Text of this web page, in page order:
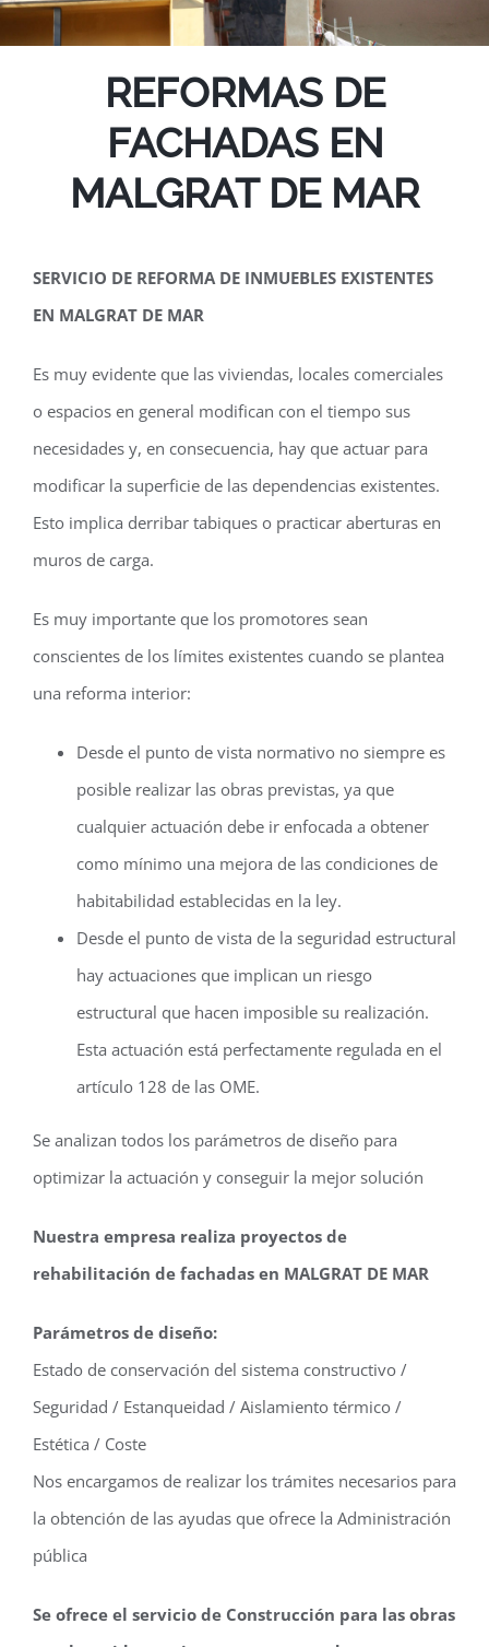
REFORMAS DE
FACHADAS EN
MALGRAT DE MAR
SERVICIO DE REFORMA DE INMUEBLES EXISTENTES
EN MALGRAT DE MAR
Es muy evidente que las viviendas, locales comerciales
o espacios en general modifican con el tiempo sus
necesidades y, en consecuencia, hay que actuar para
modificar la superficie de las dependencias existentes.
Esto implica derribar tabiques o practicar aberturas en
muros de carga.
Es muy importante que los promotores sean
conscientes de los límites existentes cuando se plantea
una reforma interior:
Desde el punto de vista normativo no siempre es
posible realizar las obras previstas, ya que
cualquier actuación debe ir enfocada a obtener
como mínimo una mejora de las condiciones de
habitabilidad establecidas en la ley.
Desde el punto de vista de la seguridad estructural
hay actuaciones que implican un riesgo
estructural que hacen imposible su realización.
Esta actuación está perfectamente regulada en el
artículo 128 de las OME.
Se analizan todos los parámetros de diseño para
optimizar la actuación y conseguir la mejor solución
Nuestra empresa realiza proyectos de
rehabilitación de fachadas en MALGRAT DE MAR
Parámetros de diseño:
Estado de conservación del sistema constructivo /
Seguridad / Estanqueidad / Aislamiento térmico /
Estética / Coste
Nos encargamos de realizar los trámites necesarios para
la obtención de las ayudas que ofrece la Administración
pública
Se ofrece el servicio de Construcción para las obras